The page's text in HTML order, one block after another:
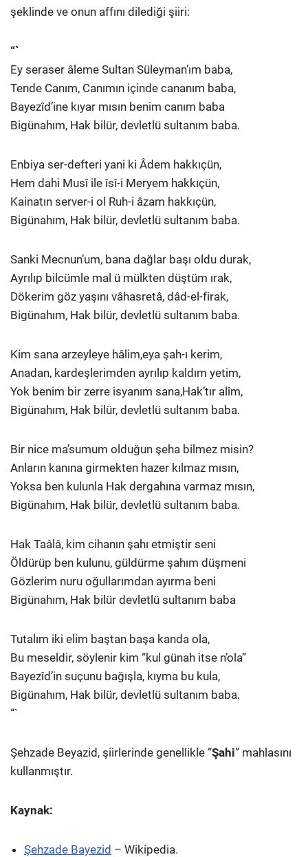
şeklinde ve onun affını dilediği şiiri:
“`
Ey seraser âleme Sultan Süleyman’ım baba,
Tende Canım, Canımın içinde cananım baba,
Bayezîd’ine kıyar mısın benim canım baba
Bigünahım, Hak bilür, devletlü sultanım baba.
Enbiya ser-defteri yani ki Âdem hakkıçün,
Hem dahi Musî ile îsî-i Meryem hakkıçün,
Kainatın server-i ol Ruh-i âzam hakkıçün,
Bigünahım, Hak bilür, devletlü sultanım baba.
Sanki Mecnun’um, bana dağlar başı oldu durak,
Ayrılıp bilcümle mal ü mülkten düştüm ırak,
Dökerim göz yaşını vâhasretâ, dâd-el-firak,
Bigünahım, Hak bilür, devletlü sultanım baba.
Kim sana arzeyleye hâlim,eya şah-ı kerim,
Anadan, kardeşlerimden ayrılıp kaldım yetim,
Yok benim bir zerre isyanım sana,Hak’tır alîm,
Bigünahım, Hak bilür, devletlü sultanım baba.
Bir nice ma’sumum olduğun şeha bilmez misin?
Anların kanına girmekten hazer kılmaz mısın,
Yoksa ben kulunla Hak dergahına varmaz mısın,
Bigünahım, Hak bilür, devletlü sultanım baba.
Hak Taâlâ, kim cihanın şahı etmiştir seni
Öldürüp ben kulunu, güldürme şahım düşmeni
Gözlerim nuru oğullarımdan ayırma beni
Bigünahım, Hak bilür devletlü sultanım baba
Tutalım iki elim baştan başa kanda ola,
Bu meseldir, söylenir kim “kul günah itse n’ola”
Bayezîd’in suçunu bağışla, kıyma bu kula,
Bigünahım, Hak bilür, devletlü sultanım baba.
“`
Şehzade Beyazid, şiirlerinde genellikle “Şahi” mahlasını
kullanmıştır.
Kaynak:
Şehzade Bayezid – Wikipedia.